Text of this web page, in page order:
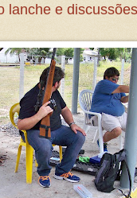
lanche e